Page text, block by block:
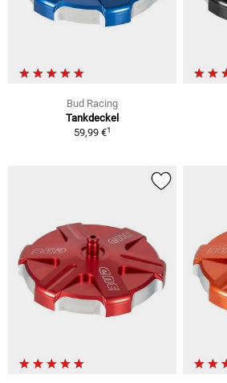
Bud Racing
Tankdeckel
59,99 €1